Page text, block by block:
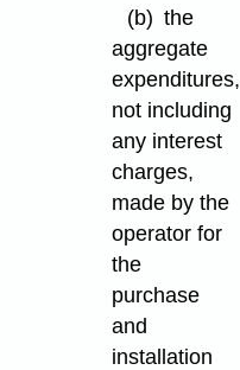
(b) the
aggregate
expenditures,
not including
any interest
charges,
made by the
operator for
the
purchase
and
installation